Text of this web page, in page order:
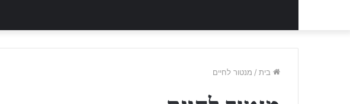
בית / מנטור לחיים